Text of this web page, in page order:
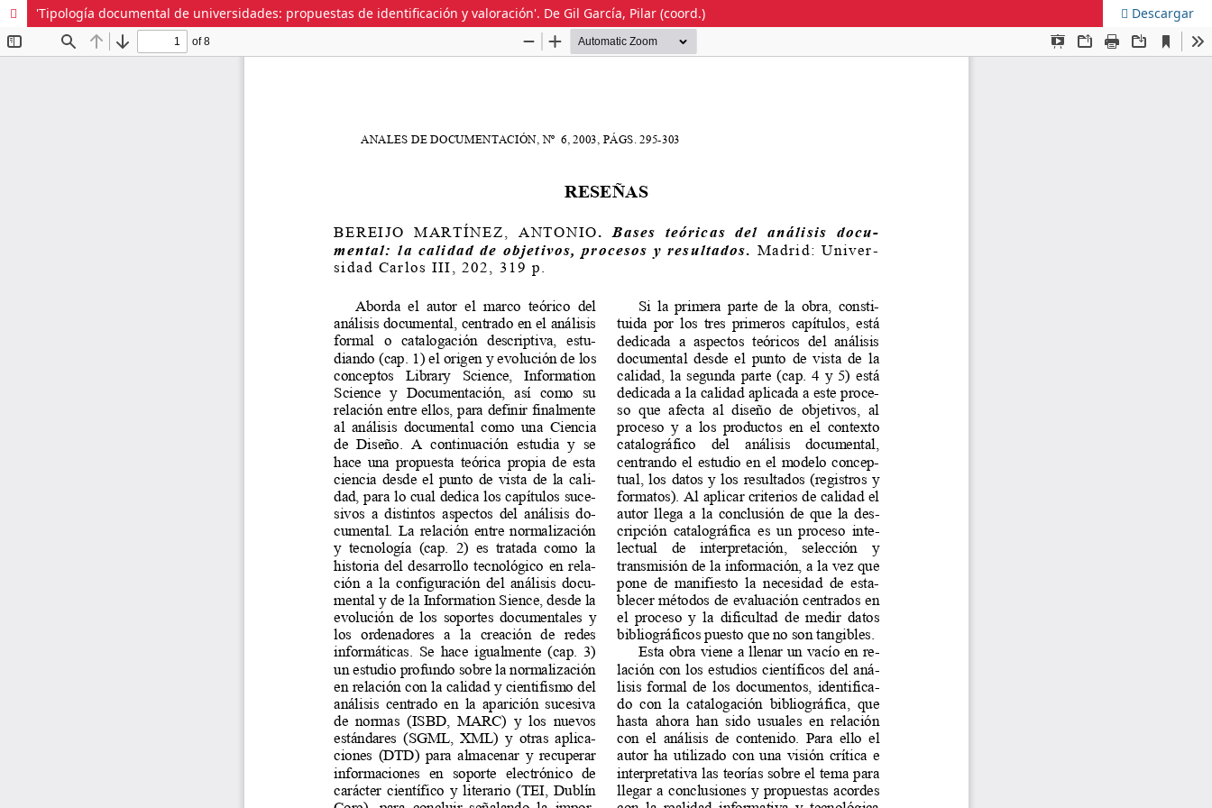
'Tipología documental de universidades: propuestas de identificación y valoración'. De Gil García, Pilar (coord.) Descargar